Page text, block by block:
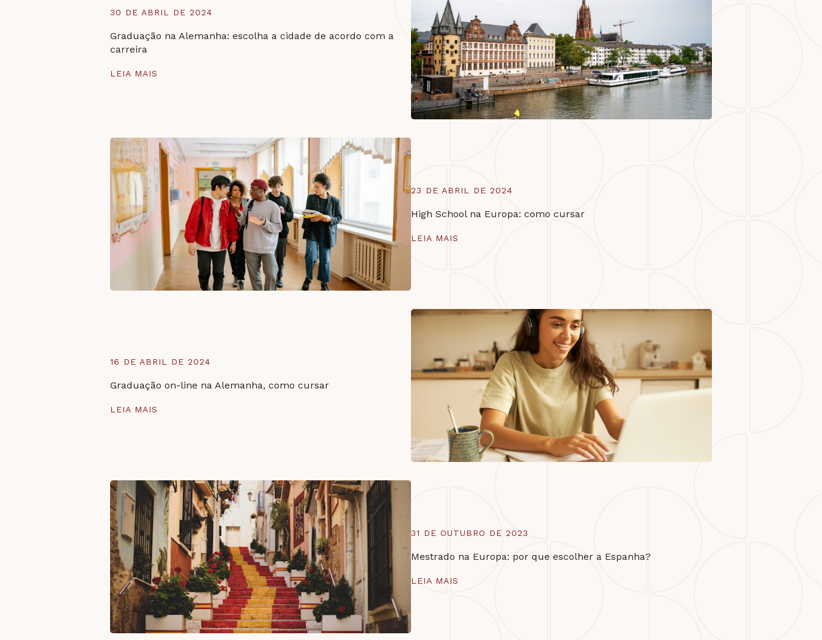
30 DE ABRIL DE 2024
Graduação na Alemanha: escolha a cidade de acordo com a
carreira
LEIA MAIS
23 DE ABRIL DE 2024
High School na Europa: como cursar
LEIA MAIS
16 DE ABRIL DE 2024
Graduação on-line na Alemanha, como cursar
LEIA MAIS
31 DE OUTUBRO DE 2023
Mestrado na Europa: por que escolher a Espanha?
LEIA MAIS